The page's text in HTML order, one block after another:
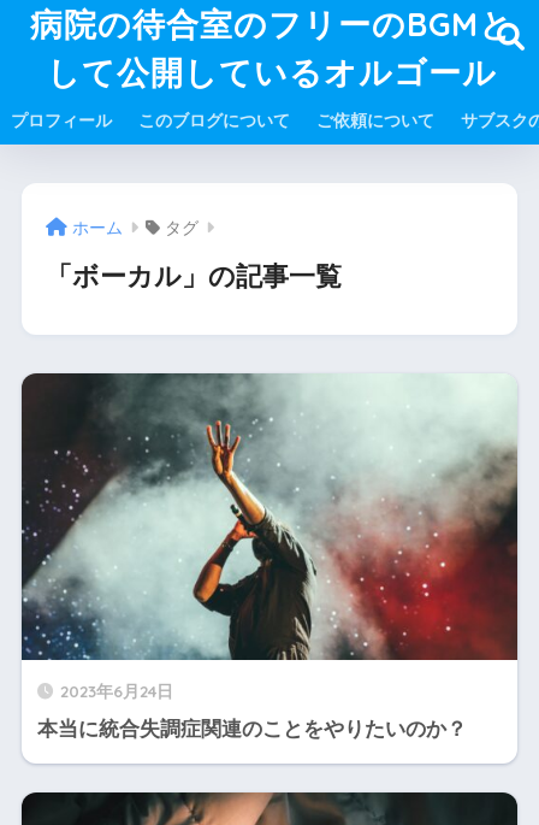
病院の待合室のフリーのBGMと
して公開しているオルゴール
プロフィール このブログについて ご依頼について サブスク
ホーム タグ
「ボーカル」の記事一覧
2023年6月24日
本当に統合失調症関連のことをやりたいのか？